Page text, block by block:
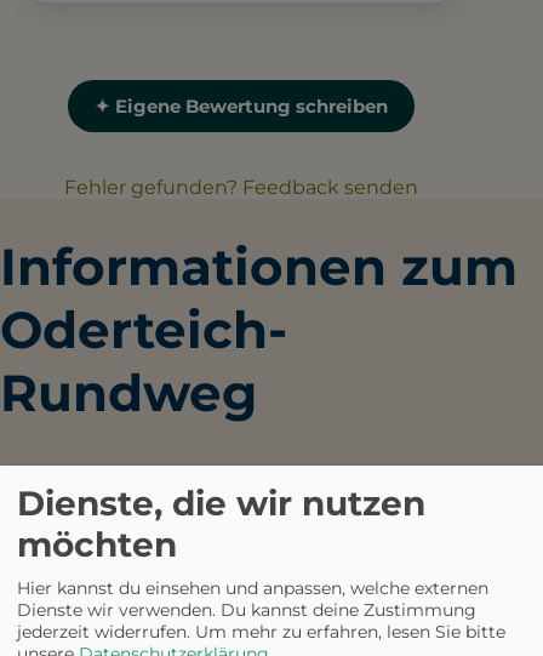
✦ Eigene Bewertung schreiben
Fehler gefunden? Feedback senden
Informationen zum
Oderteich-
Rundweg
Ist eine Anreise mit dem
ÖPNV möglich?
Haltestelle Oderteich
Dienste, die wir nutzen
möchten
Hier kannst du einsehen und anpassen, welche externen
Dienste wir verwenden. Du kannst deine Zustimmung
jederzeit widerrufen. Um mehr zu erfahren, lesen Sie bitte